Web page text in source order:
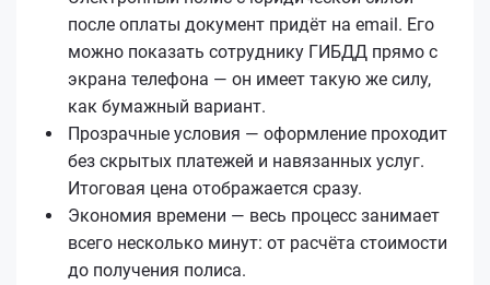
после оплаты документ придёт на email. Его
можно показать сотруднику ГИБДД прямо с
экрана телефона — он имеет такую же силу,
как бумажный вариант.
Прозрачные условия — оформление проходит
без скрытых платежей и навязанных услуг.
Итоговая цена отображается сразу.
Экономия времени — весь процесс занимает
всего несколько минут: от расчёта стоимости
до получения полиса.